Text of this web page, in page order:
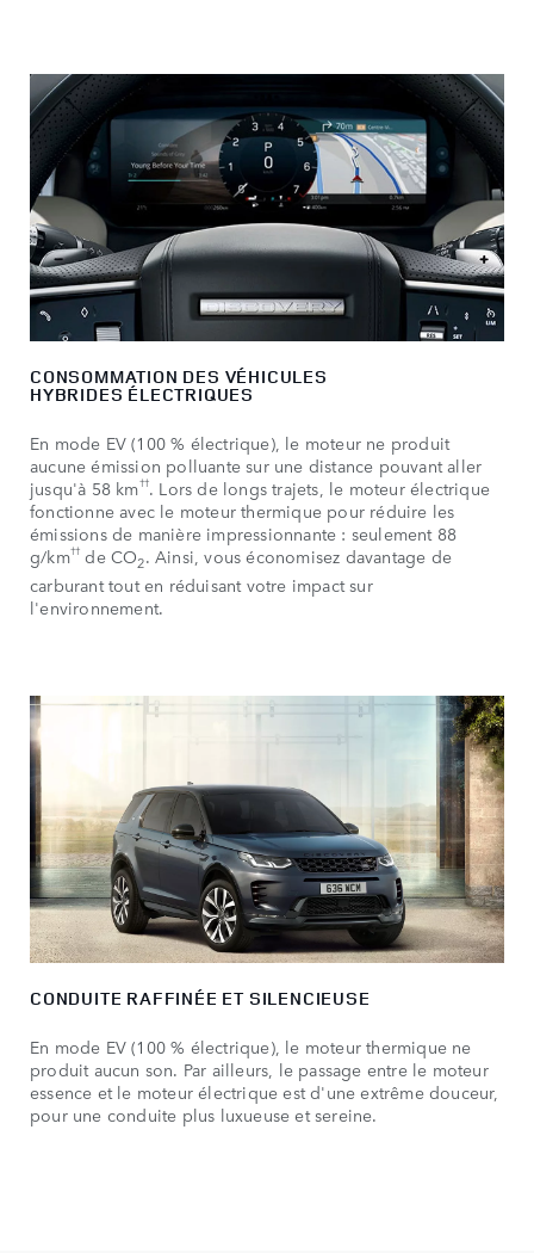
CONSOMMATION DES VÉHICULES
HYBRIDES ÉLECTRIQUES
En mode EV (100 % électrique), le moteur ne produit
aucune émission polluante sur une distance pouvant aller
jusqu'à 58 km††. Lors de longs trajets, le moteur électrique
fonctionne avec le moteur thermique pour réduire les
émissions de manière impressionnante : seulement 88
g/km†† de CO2. Ainsi, vous économisez davantage de
carburant tout en réduisant votre impact sur
l'environnement.
CONDUITE RAFFINÉE ET SILENCIEUSE
En mode EV (100 % électrique), le moteur thermique ne
produit aucun son. Par ailleurs, le passage entre le moteur
essence et le moteur électrique est d'une extrême douceur,
pour une conduite plus luxueuse et sereine.